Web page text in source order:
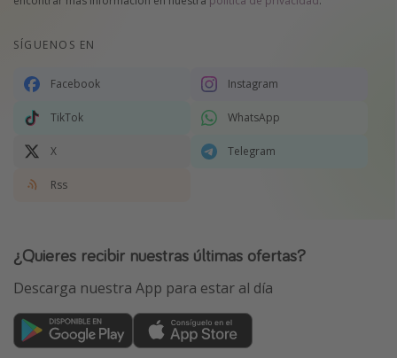
SÍGUENOS EN
Facebook Instagram
TikTok WhatsApp
X Telegram
Rss
¿Quieres recibir nuestras últimas ofertas?
Descarga nuestra App para estar al día